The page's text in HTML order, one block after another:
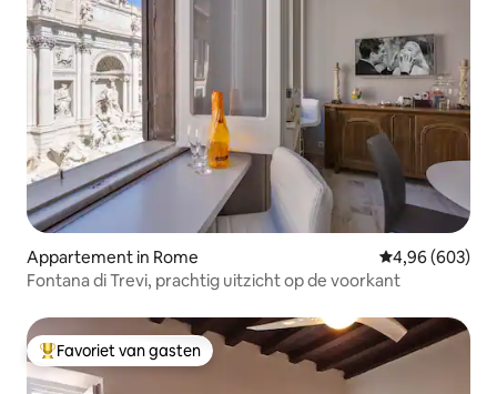
Appartement in Rome Gemiddelde
4,96 (603)
Fontana di Trevi, prachtig uitzicht op de voorkant
Topfavoriet van gasten
Favoriet van gasten